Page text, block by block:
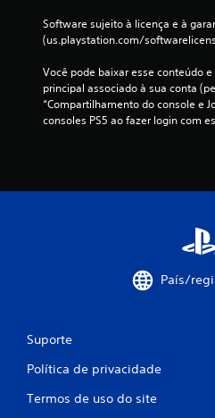
Software sujeito à licença e à
(us.playstation.com/
Você pode baixar esse conteúdo
principal associado à sua conta
“Compartilhamento do console e
consoles PS5 ao fazer login com
País/
Suporte
Política de privacidade
Termos de uso do site